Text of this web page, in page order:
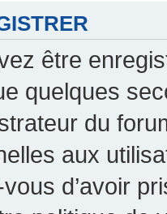
être
quelques
du
aux
d’avoir